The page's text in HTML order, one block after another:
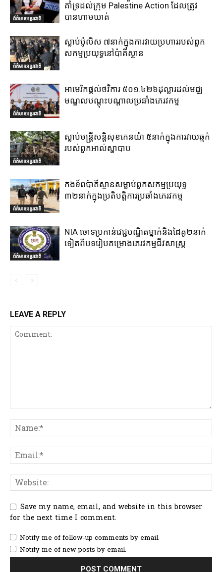
ព័ត៌មានអន្តរជាតិ
គាំទ្រដល់ក្រុម Palestine Action ដែលត្រូវ
បានហាមឃាត់
ព័ត៌មានអន្តរជាតិ
ស្លាប់ប៉ូលិស ៧នាក់ក្នុងការវាយប្រហាររបស់ពួក
សកម្មប្រយុទ្ធនៅប៉ាគីស្ថាន
ព័ត៌មានអន្តរជាតិ
អាមេរិកផ្តល់ថវិការ ៥០១.៤២៦ដុល្លារដល់មជ្ឈ
មណ្ឌលបណ្តុះបណ្តាលប្រឆាំងភេរវកម្ម
ព័ត៌មានអន្តរជាតិ
ស្លាប់មន្ត្រីសន្តិសុខកេនយ៉ា ៥នាក់ក្នុងការវាយឆ្មក់
របស់ពួកអាល់ស្ហាបាប
ព័ត៌មានអន្តរជាតិ
កងទ័ពប៉ាគីស្ថានសម្លាប់ពួកសកម្មប្រយុទ្ធ
៣២នាក់ក្នុងប្រតិបត្តិការប្រឆាំងភេរវកម្ម
ព័ត៌មានអន្តរជាតិ
NIA ចោទប្រកាន់វេជ្ជបណ្ឌិតម្នាក់និងដៃគូ២នាក់
ទៀតពីបទរៀបគម្រោងភេរវកម្មជីវសាស្ត្រ
LEAVE A REPLY
Save my name, email, and website in this browser
for the next time I comment.
Notify me of follow-up comments by email.
Notify me of new posts by email.